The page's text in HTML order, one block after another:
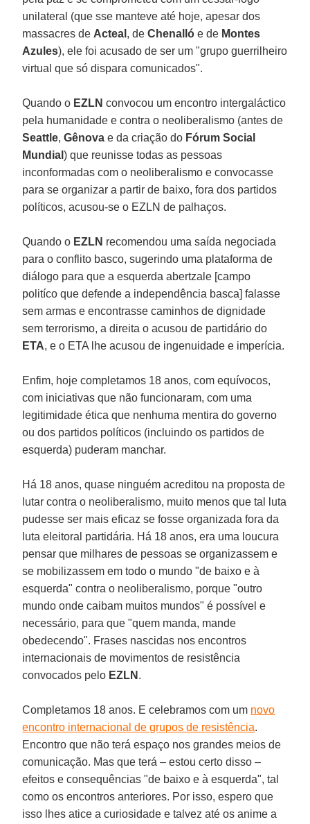
unilateral (que sse manteve até hoje, apesar dos
massacres de Acteal , deChenallóe de Montes
Azules), ele foi acusado de ser um "grupo guerrilheiro
virtual que só dispara comunicados".
Quando o EZLNconvocou um encontro intergaláctico
pela humanidade e contra o neoliberalismo (antes de
Seattle,Gênovae da criação do Fórum Social
Mundial) que reunisse todas as pessoas
inconformadas com o neoliberalismo e convocasse
para se organizar a partir de baixo, fora dos partidos
políticos, acusou-se o EZLN de palhaços.
Quando o EZLN recomendou uma saída negociada
para o conflito basco, sugerindo uma plataforma de
diálogo para que a esquerda abertzale [campo
politíco que defende a independência basca] falasse
sem armas e encontrasse caminhos de dignidade
sem terrorismo, a direita o acusou de partidário do
ETA, e o ETA lhe acusou de ingenuidade e imperícia.
Enfim, hoje completamos 18 anos, com equívocos,
com iniciativas que não funcionaram, com uma
legitimidade ética que nenhuma mentira do governo
ou dos partidos políticos (incluindo os partidos de
esquerda) puderam manchar.
Há 18 anos, quase ninguém acreditou na proposta de
lutar contra o neoliberalismo, muito menos que tal luta
pudesse ser mais eficaz se fosse organizada fora da
luta eleitoral partidária. Há 18 anos, era uma loucura
pensar que milhares de pessoas se organizassem e
se mobilizassem em todo o mundo "de baixo e à
esquerda" contra o neoliberalismo, porque "outro
mundo onde caibam muitos mundos" é possível e
necessário, para que "quem manda, mande
obedecendo". Frases nascidas nos encontros
internacionais de movimentos de resistência
convocados pelo EZLN .
Completamos 18 anos. E celebramos com um novo
encontro internacional de grupos de resistência.
Encontro que não terá espaço nos grandes meios de
comunicação. Mas que terá – estou certo disso –
efeitos e consequências "de baixo e à esquerda", tal
como os encontros anteriores. Por isso, espero que
isso lhes atice a curiosidade e talvez até os anime a